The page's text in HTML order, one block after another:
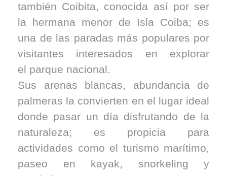
también Coibita, conocida así por ser
la hermana menor de Isla Coiba; es
una de las paradas más populares por
visitantes interesados en explorar
el parque nacional.
Sus arenas blancas, abundancia de
palmeras la convierten en el lugar ideal
donde pasar un día disfrutando de la
naturaleza; es propicia para
actividades como el turismo marítimo,
paseo en kayak, snorkeling y